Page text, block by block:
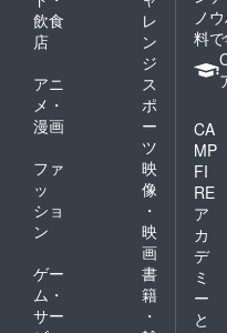
飲食
店
レ
ン
ジ
アニ
メ・
漫画
ス
ポ
ー
ツ
ファ
ッ
ショ
ン
映
像
・
映
画
ゲー
ム・
サー
書
籍
・
ノ
料
CA
MP
FI
RE
ア
カ
デ
ミ
ー
と